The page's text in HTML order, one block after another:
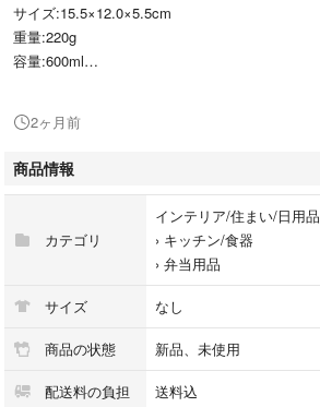
サイズ:15.5×12.0×5.5cm
重量:220g
容量:600ml
さっと洗えるお弁当箱
4043B0BVQMJJHJ4a1b
2ヶ月前
商品情報
カテゴリ
インテリア/住まい/日用品
› キッチン/食器
› 弁当用品
サイズ なし
商品の状態 新品、未使用
配送料の負担 送料込